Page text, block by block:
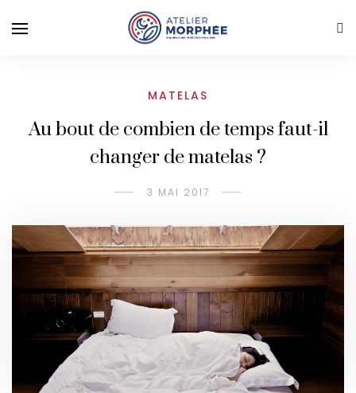
MATELAS
Au bout de combien de temps faut-il
changer de matelas ?
3 MAI 2017